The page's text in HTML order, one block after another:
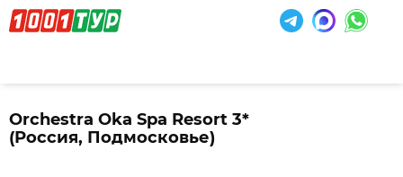
Orchestra Oka Spa Resort 3*
(Россия, Подмосковье)